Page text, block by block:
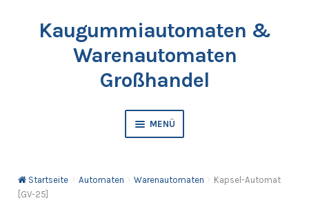
SpringeKaugummiautomaten &
Warenautomaten
Großhandel
MENÜ
Kaugummis
Startseite Automaten Warenautomaten
Kapsel-Automat
[GV-25]